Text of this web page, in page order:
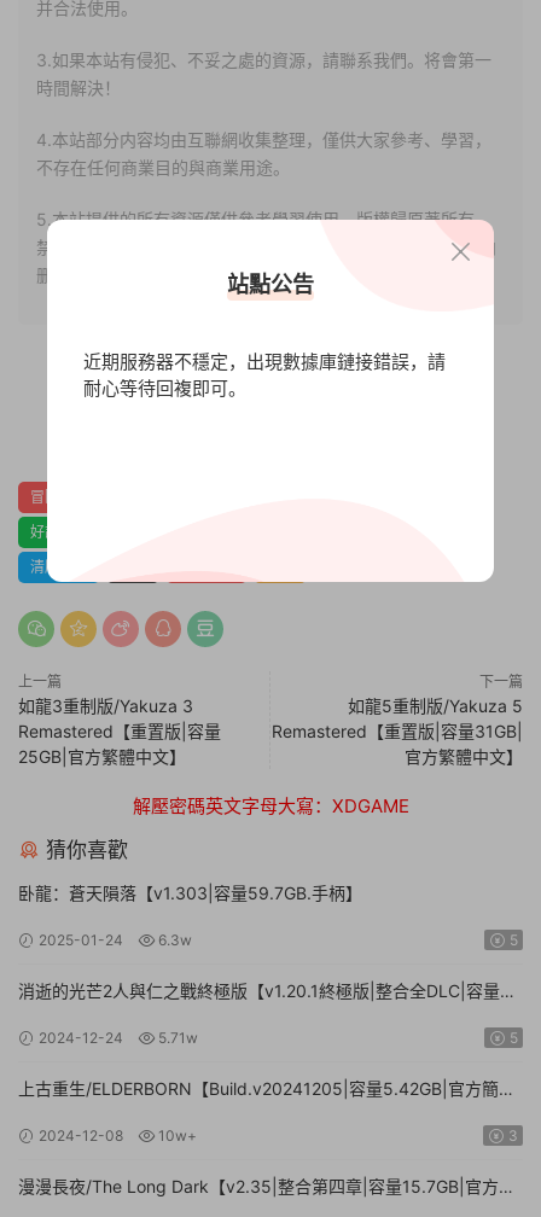
并合法使用。
3.如果本站有侵犯、不妥之處的資源，請聯系我們。将會第一
時間解決！
4.本站部分内容均由互聯網收集整理，僅供大家參考、學習，
不存在任何商業目的與商業用途。
5.本站提供的所有資源僅供參考學習使用，版權歸原著所有，
禁止下載本站資源參與任何商業和非法行爲，請于24小時之内
删除!
冒險
好評原聲音軌
清版動作
上一篇
如龍3重制版/Yakuza 3
Remastered【重置版|容量
25GB|官方繁體中文】
下一篇
如龍5重制版/Yakuza 5
Remastered【重置版|容量31GB|
官方繁體中文】
解壓密碼英文字母大寫：XDGAME
猜你喜歡
卧龍：蒼天隕落【v1.303|容量59.7GB.手柄】
2025-01-24 6.3w 5
消逝的光芒2人與仁之戰終極版【v1.20.1終極版|整合全DLC|容量
2024-12-24 5.71w 5
上古重生/ELDERBORN【Build.v20241205|容量5.42GB|官方簡體
2024-12-08 10w+ 3
漫漫長夜/The Long Dark【v2.35|整合第四章|容量15.7GB|官方簡
站點公告
近期服務器不穩定，出現數據庫鏈接錯誤，請
耐心等待回複即可。